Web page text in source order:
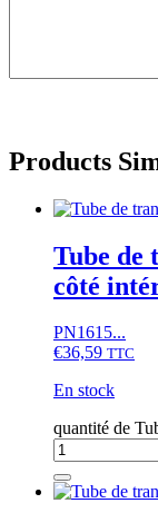
Products
Tube de
côté
PN1615...
€36,59 TTC
En stock
quantité de